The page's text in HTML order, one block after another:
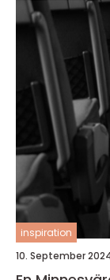
inspiration
10. September